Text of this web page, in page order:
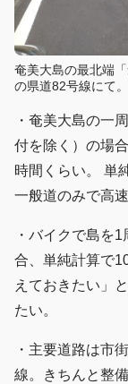
奄美大島の最北端
の県道82号線にて。
・奄美大島の一
付を除く）の場
時間くらい。 単
一般道のみで高
・バイクで島を
合、単純計算で
えておきたい」
たい。
・主要道路は市
線。きちんと整